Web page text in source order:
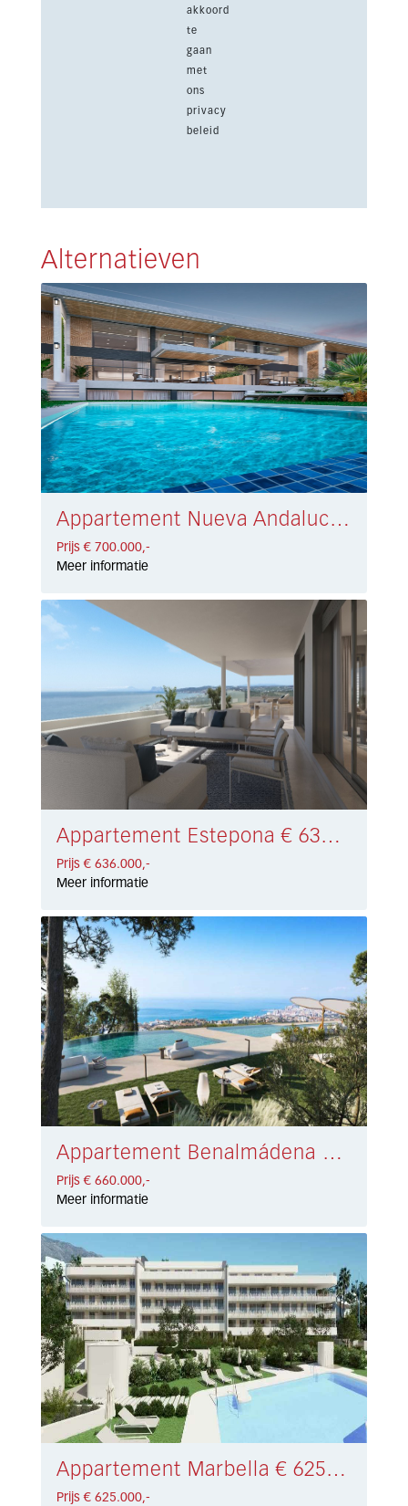
akkoord
te
gaan
met
ons
privacy
beleid
Alternatieven
Appartement Nueva Andalucía € 700.000,-
Prijs € 700.000,-
Meer informatie
Appartement Estepona € 636.000,-
Prijs € 636.000,-
Meer informatie
Appartement Benalmádena € 660.000,-
Prijs € 660.000,-
Meer informatie
Appartement Marbella € 625.000,-
Prijs € 625.000,-